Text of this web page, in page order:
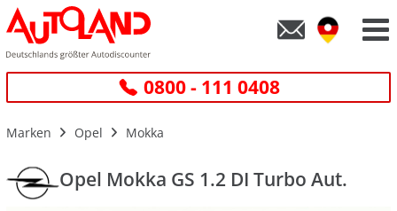
0800 - 111 0408
Marken Opel Mokka
Opel Mokka GS 1.2 DI Turbo Aut.